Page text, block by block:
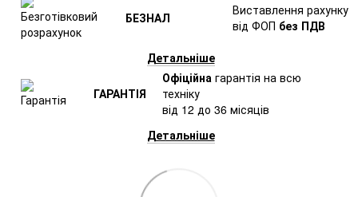
БЕЗНАЛ
Виставлення рахунку
від ФОП без ПДВ
Детальніше
ГАРАНТІЯ
Офіційна гарантія на всю
техніку
від 12 до 36 місяців
Детальніше